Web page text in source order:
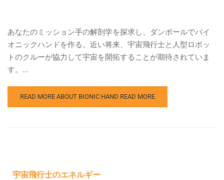
あなたのミッション手の解剖学を探求し、ダンボールでバイ
オニックハンドを作る。近い将来、宇宙飛行士と人型ロボッ
トのクルーが協力して宇宙を開拓することが期待されていま
す。...
READ MORE ABOUT BIONIC HAND READ MORE
宇宙飛行士のエネルギー